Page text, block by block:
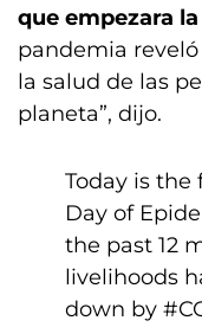
que empezara
pandemia
la salud de las
planeta”, dijo.
Today is the
Day of
the past 12
livelihoods
down by